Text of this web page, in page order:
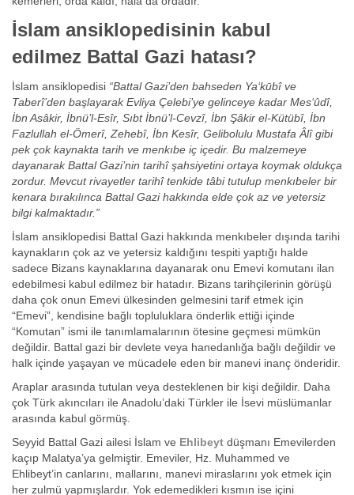
İslam ansiklopedisinin kabul
edilmez Battal Gazi hatası?
İslam ansiklopedisi “Battal Gazi’den bahseden Ya‘kūbî ve
Taberî’den başlayarak Evliya Çelebi’ye gelinceye kadar Mes‘ûdî,
İbn Asâkir, İbnü’l-Esîr, Sıbt İbnü’l-Cevzî, İbn Şâkir el-Kütübî, İbn
Fazlullah el-Ömerî, Zehebî, İbn Kesîr, Gelibolulu Mustafa Âlî gibi
pek çok kaynakta tarih ve menkıbe iç içedir. Bu malzemeye
dayanarak Battal Gazi’nin tarihî şahsiyetini ortaya koymak oldukça
zordur. Mevcut rivayetler tarihî tenkide tâbi tutulup menkıbeler bir
kenara bırakılınca Battal Gazi hakkında elde çok az ve yetersiz
bilgi kalmaktadır.”
İslam ansiklopedisi Battal Gazi hakkında menkıbeler dışında tarihi
kaynakların çok az ve yetersiz kaldığını tespiti yaptığı halde
sadece Bizans kaynaklarına dayanarak onu Emevi komutanı ilan
edebilmesi kabul edilmez bir hatadır. Bizans tarihçilerinin görüşü
daha çok onun Emevi ülkesinden gelmesini tarif etmek için
“Emevi”, kendisine bağlı topluluklara önderlik ettiği içinde
“Komutan” ismi ile tanımlamalarının ötesine geçmesi mümkün
değildir. Battal gazi bir devlete veya hanedanlığa bağlı değildir ve
halk içinde yaşayan ve mücadele eden bir manevi inanç önderidir.
Araplar arasında tutulan veya desteklenen bir kişi değildir. Daha
çok Türk akıncıları ile Anadolu’daki Türkler ile İsevi müslümanlar
arasında kabul görmüş.
Seyyid Battal Gazi ailesi İslam ve Ehlibeyt düşmanı Emevilerden
kaçıp Malatya’ya gelmiştir. Emeviler, Hz. Muhammed ve
Ehlibeyt’in canlarını, mallarını, manevi miraslarını yok etmek için
her zulmü yapmışlardır. Yok edemedikleri kısmın ise içini